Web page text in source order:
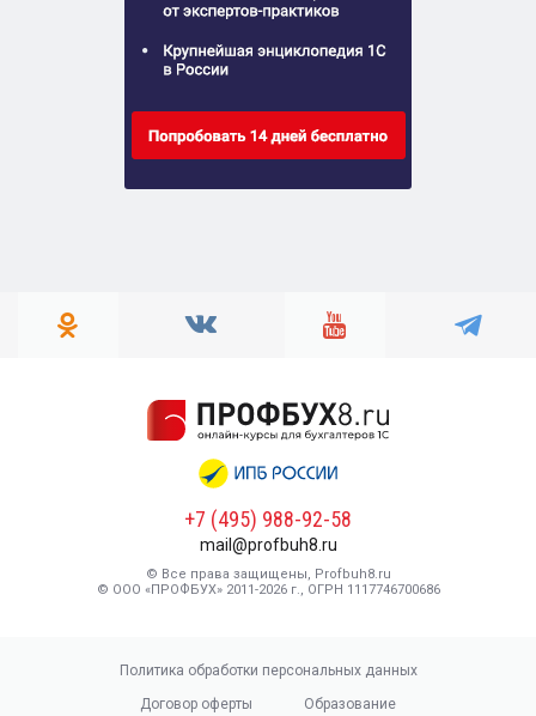
+7 (495) 988-92-58
mail@profbuh8.ru
© Все права защищены, Profbuh8.ru
© ООО «ПРОФБУХ» 2011-2026 г., ОГРН 1117746700686
Политика обработки персональных данных
Договор оферты
Образование